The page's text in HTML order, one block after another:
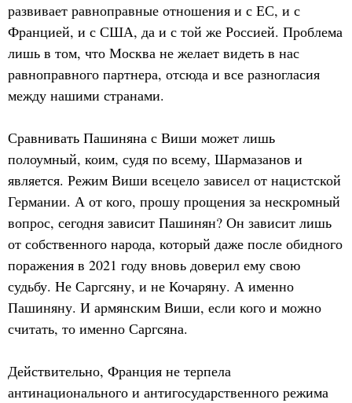
развивает равноправные отношения и с ЕС, и с
Францией, и с США, да и с той же Россией. Проблема
лишь в том, что Москва не желает видеть в нас
равноправного партнера, отсюда и все разногласия
между нашими странами.
Сравнивать Пашиняна с Виши может лишь
полоумный, коим, судя по всему, Шармазанов и
является. Режим Виши всецело зависел от нацистской
Германии. А от кого, прошу прощения за нескромный
вопрос, сегодня зависит Пашинян? Он зависит лишь
от собственного народа, который даже после обидного
поражения в 2021 году вновь доверил ему свою
судьбу. Не Саргсяну, и не Кочаряну. А именно
Пашиняну. И армянским Виши, если кого и можно
считать, то именно Саргсяна.
Действительно, Франция не терпела
антинационального и антигосударственного режима